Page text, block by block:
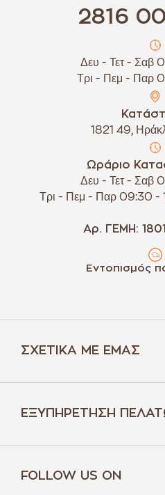
2816
Δευ - Τετ - Σαβ
Τρι - Πεμ - Παρ
1821 49,
Ωράριο
Δευ - Τετ - Σαβ
Τρι - Πεμ - Παρ 09:30 -
Αρ. ΓΕΜΗ:
Εντοπισμός
ΣΧΕΤΙΚΆ ΜΕ ΕΜΆΣ
ΕΞΥΠΗΡΈΤΗΣΗ
FOLLOW US ON